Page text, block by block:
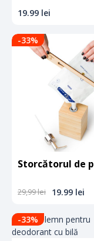
19.99 lei
-33%
29,99lei 19.99 lei
-33%